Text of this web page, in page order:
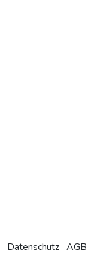
Datenschutz AGB